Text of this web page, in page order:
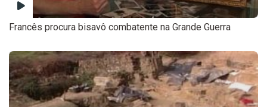
Francês procura bisavô combatente na Grande Guerra